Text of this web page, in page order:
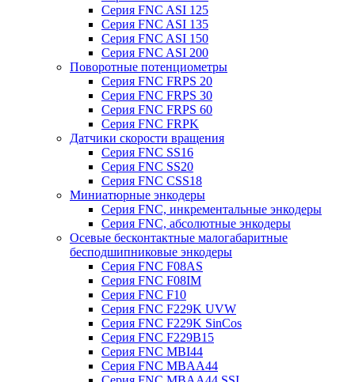
Серия FNC ASI 125
Серия FNC ASI 135
Серия FNC ASI 150
Серия FNC ASI 200
Поворотные потенциометры
Серия FNC FRPS 20
Серия FNC FRPS 30
Серия FNC FRPS 60
Серия FNC FRPK
Датчики скорости вращения
Серия FNC SS16
Серия FNC SS20
Серия FNC CSS18
Миниатюрные энкодеры
Серия FNC, инкрементальные энкодеры
Серия FNC, абсолютные энкодеры
Осевые бесконтактные малогабаритные
бесподшипниковые энкодеры
Серия FNC F08AS
Серия FNC F08IM
Серия FNC F10
Серия FNC F229K UVW
Серия FNC F229K SinCos
Серия FNC F229B15
Серия FNC MBI44
Серия FNC MBAA44